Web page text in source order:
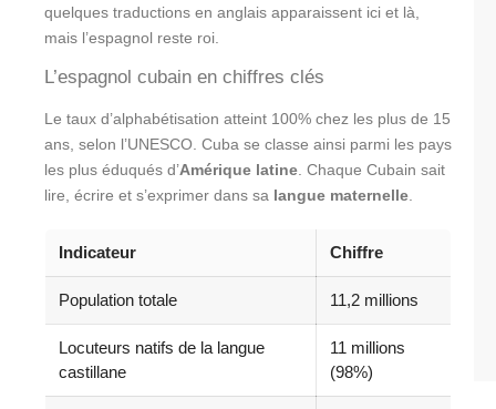
quelques traductions en anglais apparaissent ici et là,
mais l’espagnol reste roi.
L’espagnol cubain en chiffres clés
Le taux d’alphabétisation atteint 100% chez les plus de 15
ans, selon l’UNESCO. Cuba se classe ainsi parmi les pays
les plus éduqués d’Amérique latine. Chaque Cubain sait
lire, écrire et s’exprimer dans sa langue maternelle.
Indicateur Chiffre
Population totale 11,2 millions
Locuteurs natifs de la langue
castillane
11 millions
(98%)